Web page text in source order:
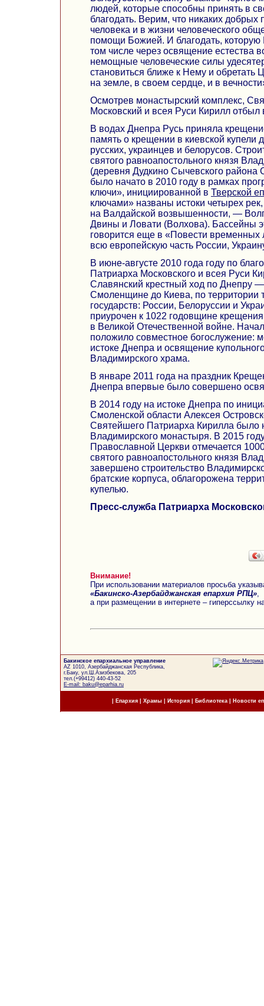
людей, которые способны принять в
благодать. Верим, что никаких
человека и в жизни человеческого
помощи Божией. И благодать, которую
том числе через освящение естества
немощные человеческие силы
становиться ближе к Нему и обретать
на земле, в своем сердце, и в
Осмотрев монастырский комплекс,
Московский и всея Руси Кирилл отбыл
В водах Днепра Русь приняла
память о крещении в киевской купели
русских, украинцев и белорусов.
святого равноапостольного князя
(деревня Дудкино Сычевского района
было начато в 2010 году в рамках
ключи», инициированной в Тверской
ключами» названы истоки четырех
на Валдайской возвышенности, —
Двины и Ловати (Волхова). Бассейны
говорится еще в «Повести временных
всю европейскую часть России,
В июне-августе 2010 года году по
Патриарха Московского и всея Руси
Славянский крестный ход по Днепру
Смоленщине до Киева, по территории
государств: России, Белоруссии и
приурочен к 1022 годовщине
в Великой Отечественной войне.
положило совместное богослужение:
истоке Днепра и освящение
Владимирского храма.
В январе 2011 года на праздник
Днепра впервые было совершено
В 2014 году на истоке Днепра по
Смоленской области Алексея
Святейшего Патриарха Кирилла было
Владимирского монастыря. В 2015
Православной Церкви отмечается
святого равноапостольного князя
завершено строительство
братские корпуса, облагорожена
купелью.
Пресс-служба Патриарха
Внимание!
При использовании материалов просьба
«Бакинско-Азербайджанская епархия РПЦ»
а при размещении в интернете – гиперссылку
Бакинское епархиальное управление
AZ 1010, Азербайджанская Республика,
г.Баку, ул.Ш.Азизбекова, 205
тел.(+99412) 440-43-52
E-mail: baku@eparhia.ru
Епархия| Храмы История| Библиотека Новости